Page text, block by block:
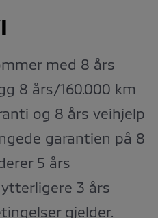
med 8 års
8 års/160.000 km
og 8 års veihjelp
garantien på 8
5 års
3 års
gjelder.